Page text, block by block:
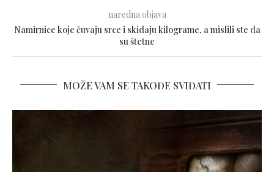
naredna objava
Namirnice koje čuvaju srce i skidaju kilograme, a mislili ste da
su štetne
MOŽE VAM SE TAKOĐE SVIĐATI